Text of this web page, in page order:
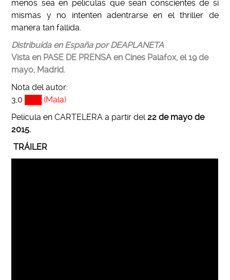
menos sea en películas que sean conscientes de sí
mismas y no intenten adentrarse en el thriller de
manera tan fallida.
Distribuida en España por DEAPLANETA
Vista en PASE DE PRENSA en Cines Palafox, el 19 de
mayo, Madrid.
Nota del autor:
3,0
███ (Mala)
Película en CARTELERA a partir del 22 de mayo de
2015.
TRÁILER